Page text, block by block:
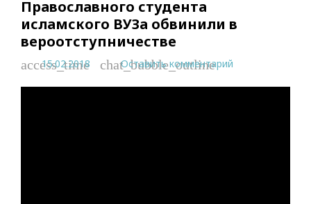
Православного студента
исламского ВУЗа обвинили в
вероотступничестве
access_time
15.02.2018 chat_bubble_outline
Оставить комментарий